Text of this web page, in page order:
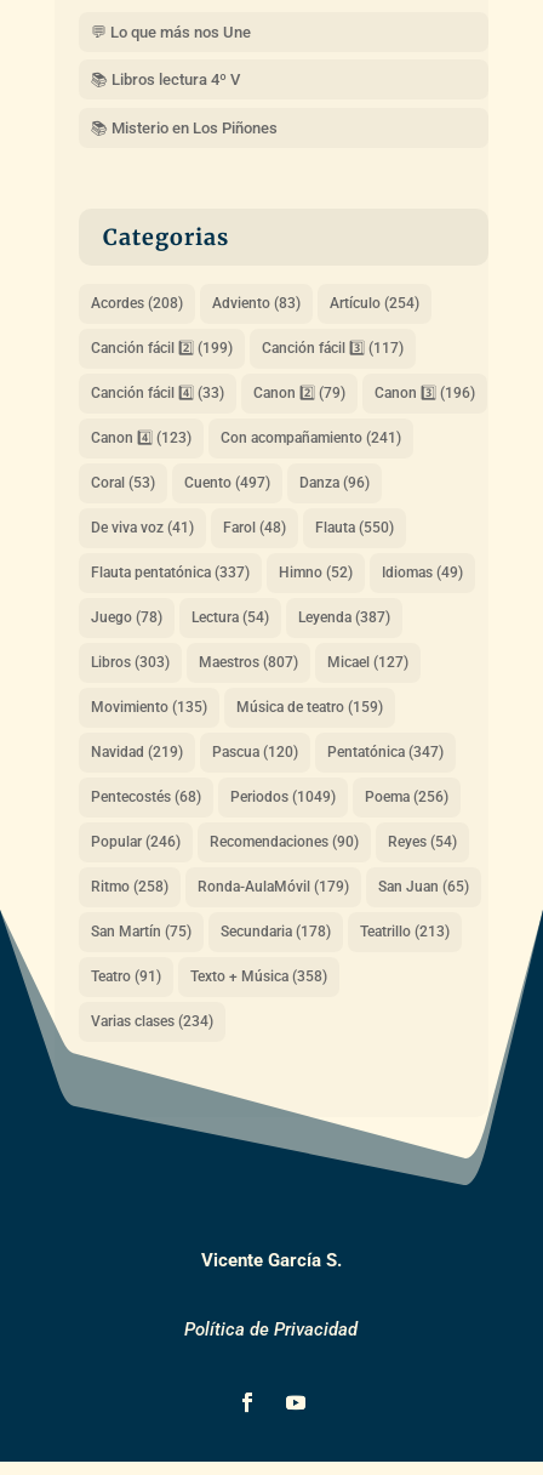
💬 Lo que más nos Une
📚 Libros lectura 4º V
📚 Misterio en Los Piñones
Categorias
Acordes(208) Adviento(83) Artículo(254)
Canción fácil 2️⃣ (199) Canción fácil 3️⃣ (117)
Canción fácil 4️⃣ (33) Canon 2️⃣ (79) Canon 3️⃣ (196)
Canon 4️⃣ (123) Con acompañamiento(241)
Coral(53) Cuento(497) Danza(96)
De viva voz(41) Farol(48) Flauta(550)
Flauta pentatónica(337) Himno(52) Idiomas(49)
Juego(78) Lectura(54) Leyenda(387)
Libros(303) Maestros(807) Micael(127)
Movimiento(135) Música de teatro(159)
Navidad (219) Pascua(120) Pentatónica(347)
Pentecostés(68) Periodos(1049) Poema(256)
Popular(246) Recomendaciones(90) Reyes(54)
Ritmo(258) Ronda-AulaMóvil(179) San Juan (65)
San Martín (75) Secundaria(178) Teatrillo(213)
Teatro(91) Texto + Música(358)
Varias clases(234)
Vicente García S.
Política de Privacidad